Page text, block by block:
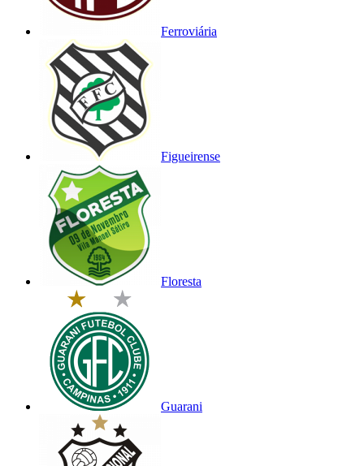
Ferroviária
Figueirense
Floresta
Guarani